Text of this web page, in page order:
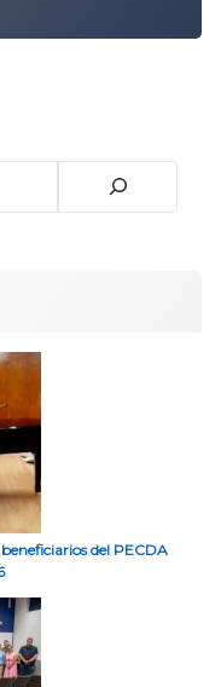
del PECDA